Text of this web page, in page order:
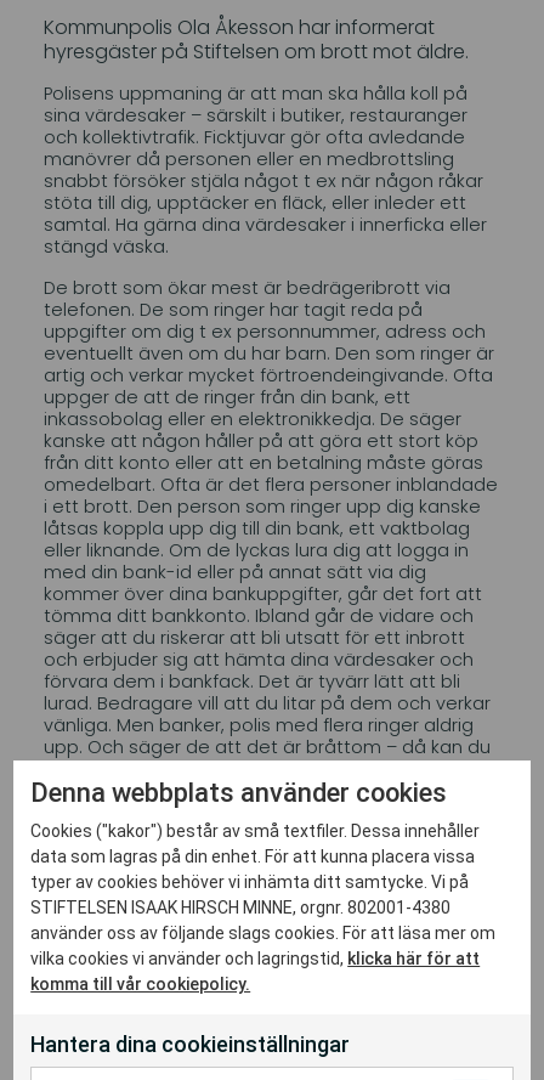
Kommunpolis Ola Åkesson har informerat
hyresgäster på Stiftelsen om brott mot äldre.
Polisens uppmaning är att man ska hålla koll på
sina värdesaker – särskilt i butiker, restauranger
och kollektivtrafik. Ficktjuvar gör ofta avledande
manövrer då personen eller en medbrottsling
snabbt försöker stjäla något t ex när någon råkar
stöta till dig, upptäcker en fläck, eller inleder ett
samtal. Ha gärna dina värdesaker i innerficka eller
stängd väska.
De brott som ökar mest är bedrägeribrott via
telefonen. De som ringer har tagit reda på
uppgifter om dig t ex personnummer, adress och
eventuellt även om du har barn. Den som ringer är
artig och verkar mycket förtroendeingivande. Ofta
uppger de att de ringer från din bank, ett
inkassobolag eller en elektronikkedja. De säger
kanske att någon håller på att göra ett stort köp
från ditt konto eller att en betalning måste göras
omedelbart. Ofta är det flera personer inblandade
i ett brott. Den person som ringer upp dig kanske
låtsas koppla upp dig till din bank, ett vaktbolag
eller liknande. Om de lyckas lura dig att logga in
med din bank-id eller på annat sätt via dig
kommer över dina bankuppgifter, går det fort att
tömma ditt bankkonto. Ibland går de vidare och
säger att du riskerar att bli utsatt för ett inbrott
och erbjuder sig att hämta dina värdesaker och
förvara dem i bankfack. Det är tyvärr lätt att bli
lurad. Bedragare vill att du litar på dem och verkar
vänliga. Men banker, polis med flera ringer aldrig
upp. Och säger de att det är bråttom – då kan du
vara säker på att det är en bedragare.
Här är de viktigaste råden om hur du kan skydda
dig
När du är utomhus, i kollektivtrafik eller affär -
Håll dina värdesaker nära dig!
Om någon vill ordna något i din bostad, t ex
ventilation eller värme, och det inte är
Om någon ringer och vill få dig att lämna ut
Denna webbplats använder cookies
Cookies ("kakor") består av små textfiler. Dessa innehåller
data som lagras på din enhet. För att kunna placera vissa
typer av cookies behöver vi inhämta ditt samtycke. Vi på
STIFTELSEN ISAAK HIRSCH MINNE, orgnr. 802001-4380
använder oss av följande slags cookies. För att läsa mer om
vilka cookies vi använder och lagringstid, klicka här för att
komma till vår cookiepolicy.
Hantera dina cookieinställningar